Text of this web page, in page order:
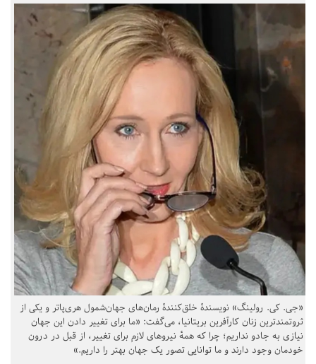
«جی. کی. رولینگ» نویسندهٔ خلق‌کنندهٔ رمان‌های جهان‌شمول هری‌پاتر و یکی از
ثروتمندترین زنان کارآفرین بریتانیا، می‌گفت: «ما برای تغییر دادن این جهان
نیازی به جادو نداریم؛ چرا که همهٔ نیروهای لازم برای تغییر، از قبل در درون
خودمان وجود دارند و ما توانایی تصور یک جهان بهتر را داریم.»